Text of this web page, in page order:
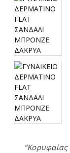
“Κορυφαίας